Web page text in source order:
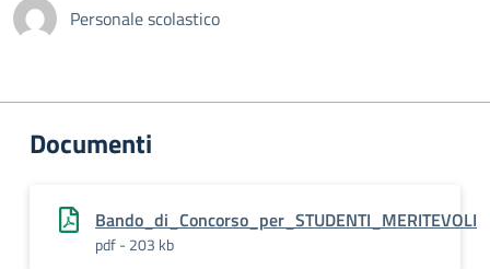
Personale scolastico
Documenti
Bando_di_Concorso_per_STUDENTI_MERITEVOLI
pdf - 203 kb